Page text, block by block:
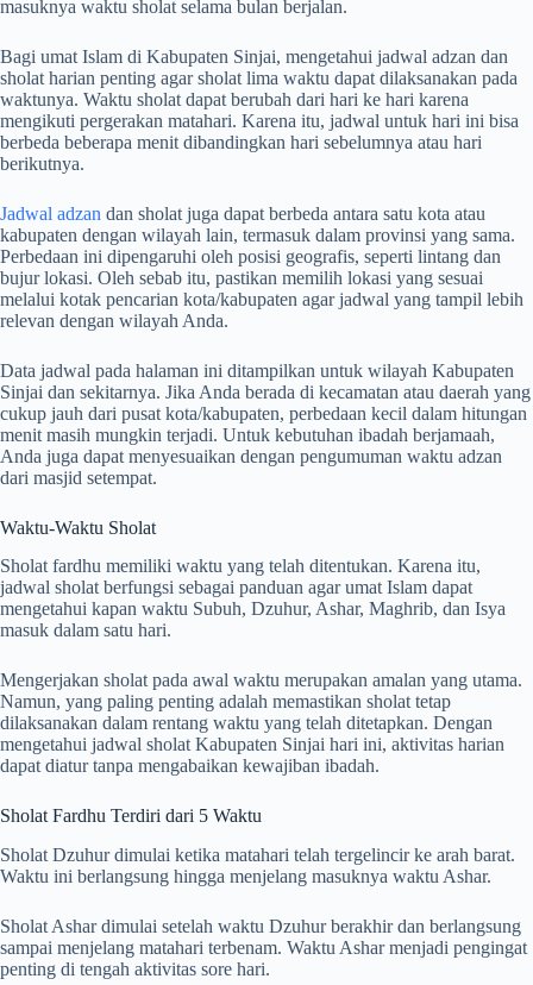
masuknya waktu sholat selama bulan berjalan.
Bagi umat Islam di Kabupaten Sinjai, mengetahui jadwal adzan dan
sholat harian penting agar sholat lima waktu dapat dilaksanakan pada
waktunya. Waktu sholat dapat berubah dari hari ke hari karena
mengikuti pergerakan matahari. Karena itu, jadwal untuk hari ini bisa
berbeda beberapa menit dibandingkan hari sebelumnya atau hari
berikutnya.
Jadwal adzan dan sholat juga dapat berbeda antara satu kota atau
kabupaten dengan wilayah lain, termasuk dalam provinsi yang sama.
Perbedaan ini dipengaruhi oleh posisi geografis, seperti lintang dan
bujur lokasi. Oleh sebab itu, pastikan memilih lokasi yang sesuai
melalui kotak pencarian kota/kabupaten agar jadwal yang tampil lebih
relevan dengan wilayah Anda.
Data jadwal pada halaman ini ditampilkan untuk wilayah Kabupaten
Sinjai dan sekitarnya. Jika Anda berada di kecamatan atau daerah yang
cukup jauh dari pusat kota/kabupaten, perbedaan kecil dalam hitungan
menit masih mungkin terjadi. Untuk kebutuhan ibadah berjamaah,
Anda juga dapat menyesuaikan dengan pengumuman waktu adzan
dari masjid setempat.
Waktu-Waktu Sholat
Sholat fardhu memiliki waktu yang telah ditentukan. Karena itu,
jadwal sholat berfungsi sebagai panduan agar umat Islam dapat
mengetahui kapan waktu Subuh, Dzuhur, Ashar, Maghrib, dan Isya
masuk dalam satu hari.
Mengerjakan sholat pada awal waktu merupakan amalan yang utama.
Namun, yang paling penting adalah memastikan sholat tetap
dilaksanakan dalam rentang waktu yang telah ditetapkan. Dengan
mengetahui jadwal sholat Kabupaten Sinjai hari ini, aktivitas harian
dapat diatur tanpa mengabaikan kewajiban ibadah.
Sholat Fardhu Terdiri dari 5 Waktu
Sholat Dzuhur dimulai ketika matahari telah tergelincir ke arah barat.
Waktu ini berlangsung hingga menjelang masuknya waktu Ashar.
Sholat Ashar dimulai setelah waktu Dzuhur berakhir dan berlangsung
sampai menjelang matahari terbenam. Waktu Ashar menjadi pengingat
penting di tengah aktivitas sore hari.